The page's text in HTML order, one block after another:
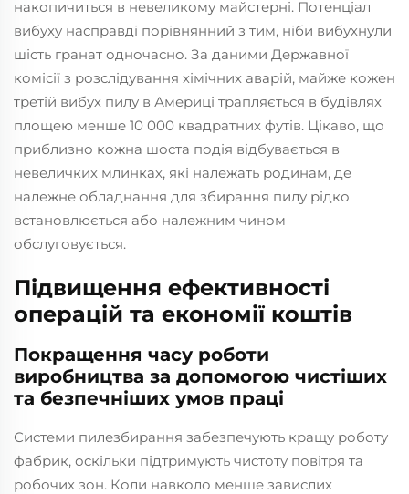
накопичиться в невеликому майстерні. Потенціал
вибуху насправді порівнянний з тим, ніби вибухнули
шість гранат одночасно. За даними Державної
комісії з розслідування хімічних аварій, майже кожен
третій вибух пилу в Америці трапляється в будівлях
площею менше 10 000 квадратних футів. Цікаво, що
приблизно кожна шоста подія відбувається в
невеличких млинках, які належать родинам, де
належне обладнання для збирання пилу рідко
встановлюється або належним чином
обслуговується.
Підвищення ефективності
операцій та економії коштів
Покращення часу роботи
виробництва за допомогою чистіших
та безпечніших умов праці
Системи пилезбирання забезпечують кращу роботу
фабрик, оскільки підтримують чистоту повітря та
робочих зон. Коли навколо менше завислих